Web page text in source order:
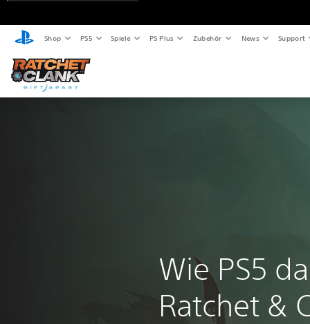
Shop PS5 Spiele PS Plus Zubehör News Support
Wie PS5
Ratchet &